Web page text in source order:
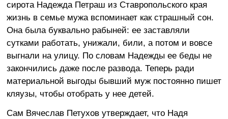
сирота Надежда Петраш из Ставропольского края
жизнь в семье мужа вспоминает как страшный сон.
Она была буквально рабыней: ее заставляли
сутками работать, унижали, били, а потом и вовсе
выгнали на улицу. По словам Надежды ее беды не
закончились даже после развода. Теперь ради
материальной выгоды бывший муж постоянно пишет
кляузы, чтобы отобрать у нее детей.
Сам Вячеслав Петухов утверждает, что Надя